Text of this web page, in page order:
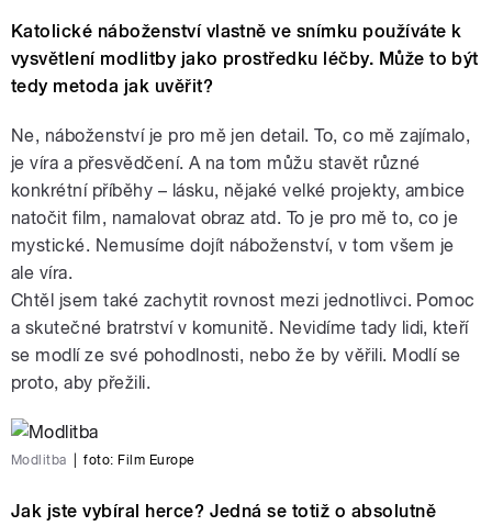
Katolické náboženství vlastně ve snímku používáte k
vysvětlení modlitby jako prostředku léčby. Může to být
tedy metoda jak uvěřit?
Ne, náboženství je pro mě jen detail. To, co mě zajímalo,
je víra a přesvědčení. A na tom můžu stavět různé
konkrétní příběhy – lásku, nějaké velké projekty, ambice
natočit film, namalovat obraz atd. To je pro mě to, co je
mystické. Nemusíme dojít náboženství, v tom všem je
ale víra.
Chtěl jsem také zachytit rovnost mezi jednotlivci. Pomoc
a skutečné bratrství v komunitě. Nevidíme tady lidi, kteří
se modlí ze své pohodlnosti, nebo že by věřili. Modlí se
proto, aby přežili.
Modlitba foto:Film Europe
Jak jste vybíral herce? Jedná se totiž o absolutně